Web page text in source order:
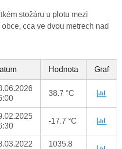
stožáru u plotu mezi
cca ve dvou metrech nad
Hodnota Graf
38.7 °C
-17.7 °C
1035.8